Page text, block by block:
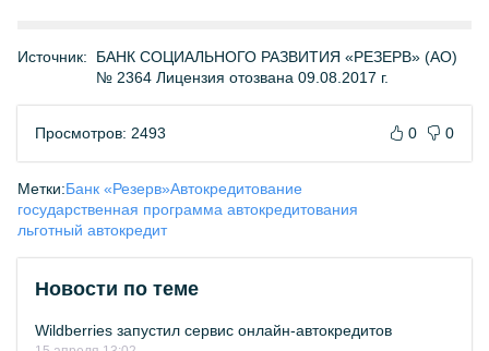
Источник:
БАНК СОЦИАЛЬНОГО РАЗВИТИЯ «РЕЗЕРВ» (АО)
№ 2364 Лицензия отозвана 09.08.2017 г.
Просмотров: 2493 0 0
Метки:Банк «Резерв»Автокредитование
государственная программа автокредитования
льготный автокредит
Новости по теме
Wildberries запустил сервис онлайн-автокредитов